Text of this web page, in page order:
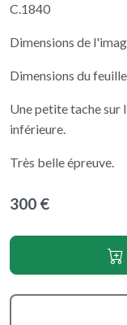
C.1840
Dimensions de
Dimensions du
Une petite tache sur
inférieure.
Très belle épreuve.
300 €